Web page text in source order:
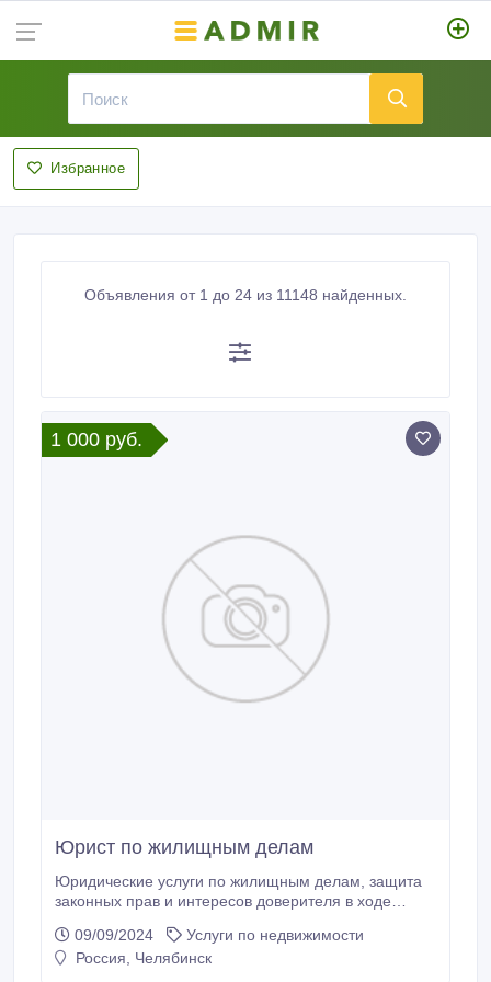
Избранное
Объявления от 1 до 24 из 11148 найденных.
1 000 руб.
Юрист по жилищным делам
Юридические услуги по жилищным делам, защита
законных прав и интересов доверителя в ходе
консультация по телефону. Юрист проведет
подробную платную консультацию в офисе
09/09/2024
Услуги по недвижимости
Россия, Челябинск